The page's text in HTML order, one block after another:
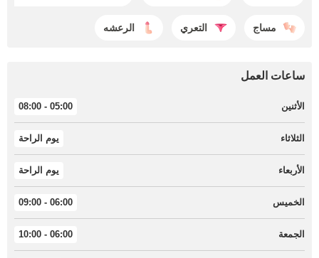
مساج التعري الرعشه
ساعات العمل
الأثنين 05:00 - 08:00
الثلاثاء يوم الراحة
الأربعاء يوم الراحة
الخميس 06:00 - 09:00
الجمعة 06:00 - 10:00